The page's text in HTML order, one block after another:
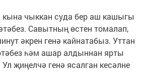
кына чыккан суда бер аш кашыгы
Савытның өстен томалап,
әкрен генә кайнатабыз. Уттан
һәм ашар алдыннан ярты
Ул җиңелчә генә ясалган кесәлне